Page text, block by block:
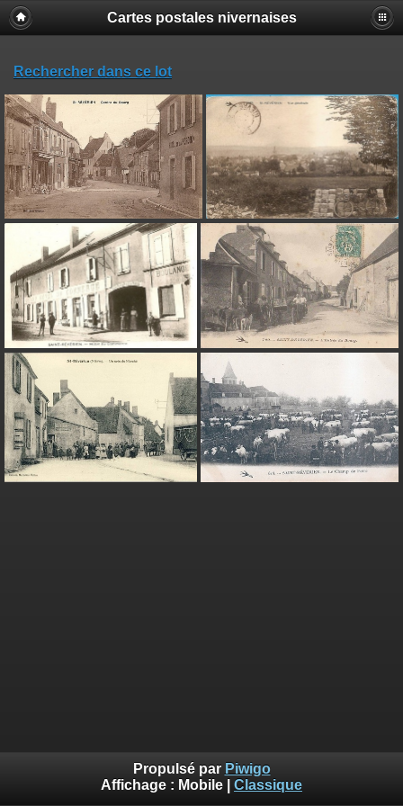
Cartes postales nivernaises
Rechercher dans ce lot
Propulsé par Piwigo
Affichage : Mobile Classique